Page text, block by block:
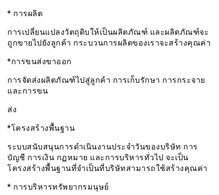
* การผลิต
การเปลี่ยนแปลงวัตถุดิบให้เป็นผลิตภัณฑ์ และผลิตภัณฑ์จะ
ถูกขายไปยังลูกค้า กระบวนการผลิตของเราจะสร้างคุณค่า
*การขนส่งขาออก
การจัดส่งผลิตภัณฑ์ไปสู่ลูกค้า การเก็บรักษา การกระจาย
และการขน
ส่ง
*โครงสร้างพื้นฐาน
ระบบสนับสนุนการดำเนินงานประจำวันของบริษัท การ
บัญชี การเงิน กฏหมาย และการบริหารทั่วไป จะเป็น
โครงสร้างพื้นฐานที่จำเป็นที่บริษัทสามารถใช้สร้างคุณค่า
* การบริหารทรัพยากรมนุษย์